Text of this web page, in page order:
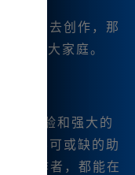
尝试、去创作，那
版的大家庭。
户体验和强大的
程中不可或缺的助
的创作者，都能在